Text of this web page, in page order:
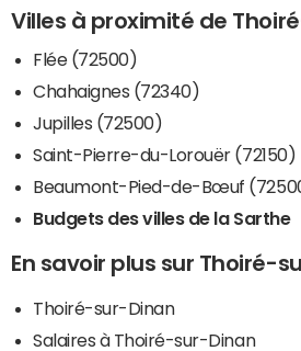
Villes à proximité de
Flée (72500)
Chahaignes (72340)
Jupilles (72500)
Saint-Pierre-du-Lorouër (72150)
Beaumont-Pied-de-Bœuf
Budgets des villes de la Sarthe
En savoir plus sur Thoiré-
Thoiré-sur-Dinan
Salaires à Thoiré-sur-Dinan